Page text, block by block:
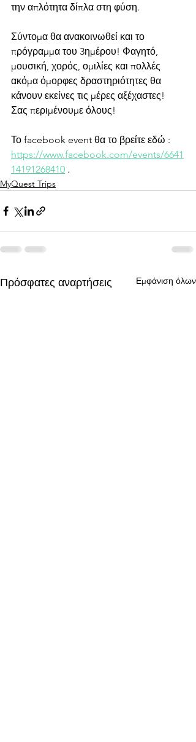
την απλότητα δίπλα στη φύση.
Σύντομα θα ανακοινωθεί και το
πρόγραμμα του 3ημέρου! Φαγητό,
μουσική, χορός, ομιλίες και πολλές
ακόμα όμορφες δραστηριότητες θα
κάνουν εκείνες τις μέρες αξέχαστες!
Σας περιμένουμε όλους!
Το facebook event θα το βρείτε εδώ :
https://www.facebook.com/events/6641
14191268410 .
MyQuest Trips
Πρόσφατες αναρτήσεις Εμφάνιση όλων